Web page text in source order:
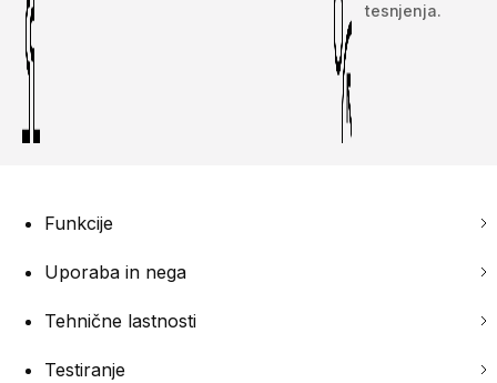
tesnjenja.
Funkcije
Uporaba in nega
Tehnične lastnosti
Testiranje